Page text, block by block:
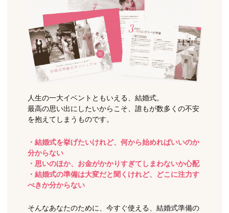
人生の一大イベントともいえる、結婚式。
最高の思い出にしたいからこそ、誰もが数多くの不安
を抱えてしまうものです。
・結婚式を挙げたいけれど、何から始めればいいのか
分からない
・思いのほか、お金がかかりすぎてしまわないか心配
・結婚式の準備は大変だと聞くけれど、どこに注力す
べきか分からない
そんなあなたのために、今すぐ使える、結婚式準備の